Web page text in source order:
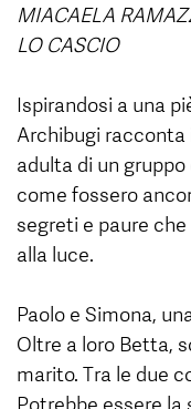
MIACAELA
LO CASCIO
Ispirandosi a una
Archibugi
adulta di un
come fossero
segreti e paure
alla luce.
Paolo e Simona,
Oltre a loro Betta,
marito. Tra le due
Potrebbe essere